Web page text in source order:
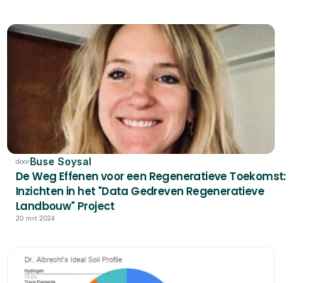
doorBuse Soysal
De Weg Effenen voor een Regeneratieve Toekomst:
Inzichten in het "Data Gedreven Regeneratieve
Landbouw" Project
20 mrt 2024